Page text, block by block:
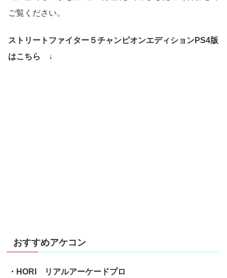
ご覧ください。
ストリートファイター５チャンピオンエディションPS4版
はこちら ↓
おすすめアケコン
・HORI リアルアーケードプロ